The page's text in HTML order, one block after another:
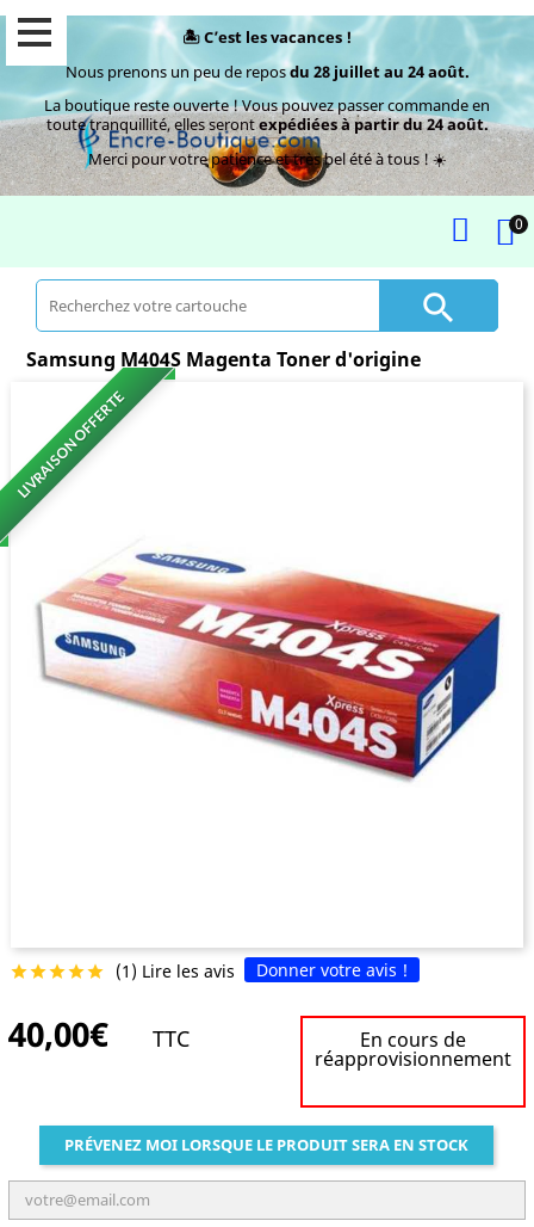
🏝️ C’est les vacances !
Nous prenons un peu de reposdu 28 juillet au 24 août.
La boutique reste ouverte ! Vous pouvez passer commande en
toute tranquillité, elles serontexpédiées à partir du 24 août.
Merci pour votre patience et très bel été à tous ! ☀️
0

Samsung M404S Magenta Toner d'origine
LIVRAISON OFFERTE
 (1) Lire les avis Donner votre avis !
40,00€ TTC En cours de
réapprovisionnement
PRÉVENEZ MOI LORSQUE LE PRODUIT SERA EN STOCK